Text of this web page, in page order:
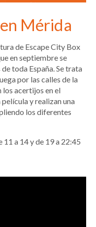
Mérida
de Escape City Box
en septiembre se
toda España. Se trata
por las calles de la
los acertijos en el
y realizan una
los diferentes
a 14 y de 19 a 22:45